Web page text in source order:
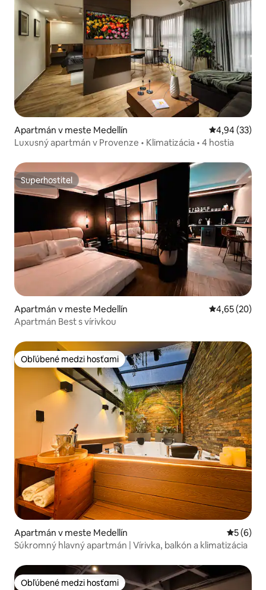
Apartmán v meste Medellín Priemerné
4,94 (33)
Luxusný apartmán v Provenze • Klimatizácia • 4 hostia
Superhostiteľ
Superhostiteľ
Apartmán v meste Medellín Priemerné
4,65 (20)
Apartmán Best s vírivkou
Obľúbené medzi hosťami
Obľúbené medzi hosťami
Apartmán v meste Medellín
5 (6)
Súkromný hlavný apartmán | Vírivka, balkón a klimatizácia
Obľúbené medzi hosťami
Obľúbené medzi hosťami